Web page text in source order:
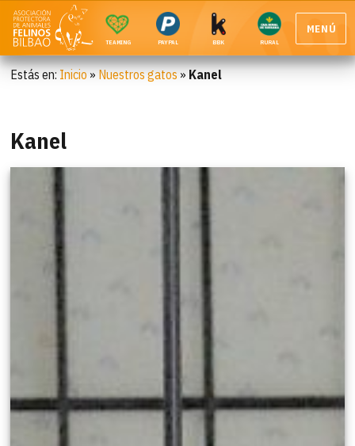
TEAMING PAYPAL BBK RURAL
MENÚ
Estás en: Inicio » Nuestros gatos » Kanel
Kanel